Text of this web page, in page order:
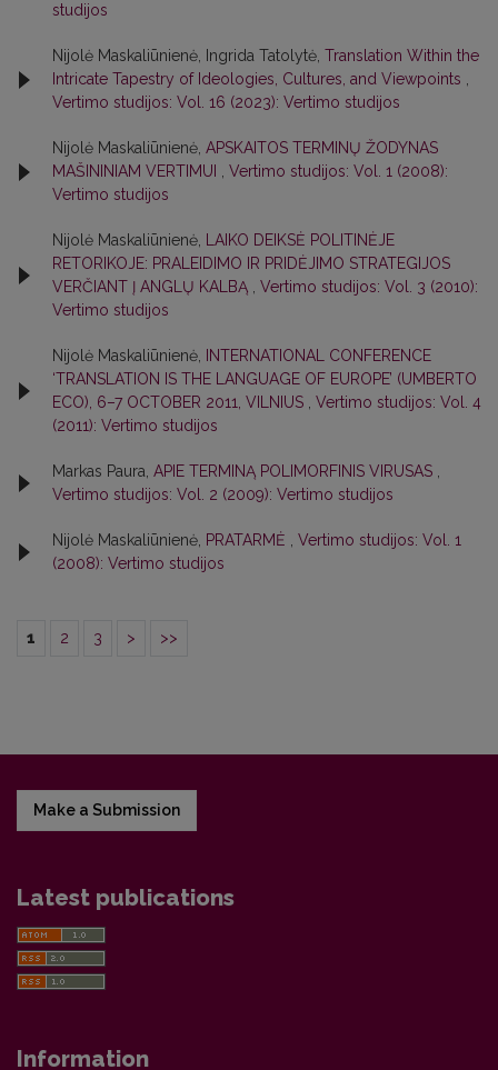
studijos
Nijolė Maskaliūnienė, Ingrida Tatolytė, Translation Within the
Intricate Tapestry of Ideologies, Cultures, and Viewpoints
Vertimo studijos: Vol. 16 (2023): Vertimo studijos
Nijolė Maskaliūnienė, APSKAITOS TERMINŲ ŽODYNAS
MAŠININIAM VERTIMUI
Vertimo studijos: Vol. 1 (2008):
Vertimo studijos
Nijolė Maskaliūnienė,
LAIKO DEIKSĖ POLITINĖJE
RETORIKOJE: PRALEIDIMO IR PRIDĖJIMO STRATEGIJOS
VERČIANT Į ANGLŲ KALBĄ
Vertimo studijos: Vol. 3 (2010):
Vertimo studijos
Nijolė Maskaliūnienė,
INTERNATIONAL CONFERENCE
‘TRANSLATION IS THE LANGUAGE OF EUROPE’ (UMBERTO
ECO), 6–7 OCTOBER 2011, VILNIUS
Vertimo studijos: Vol. 4
(2011): Vertimo studijos
Markas Paura, APIE TERMINĄ POLIMORFINIS VIRUSAS
Vertimo studijos: Vol. 2 (2009): Vertimo studijos
Nijolė Maskaliūnienė, PRATARMĖ
Vertimo studijos: Vol. 1
(2008): Vertimo studijos
1 2 3 > >>
Make a Submission
Latest publications
Information